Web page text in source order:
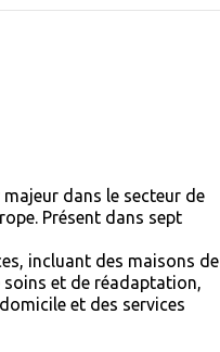
dans le secteur de
Présent dans sept
incluant des maisons de
soins et de réadaptation,
et des services